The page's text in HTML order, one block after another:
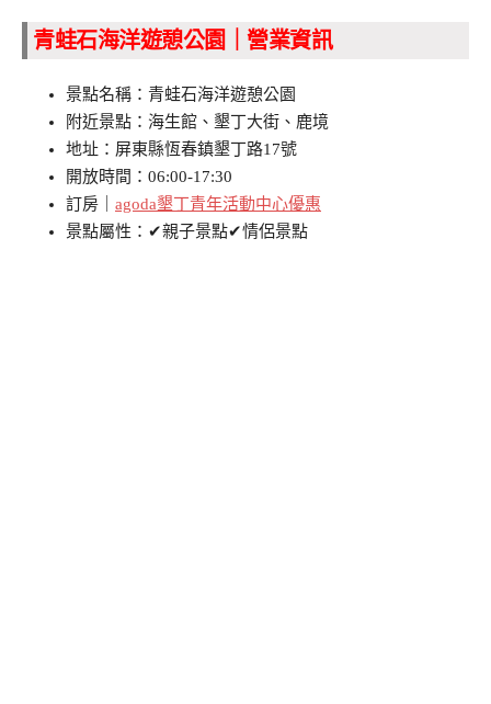
青蛙石海洋遊憩公園｜營業資訊
景點名稱：青蛙石海洋遊憩公園
附近景點：海生館、墾丁大街、鹿境
地址：屏東縣恆春鎮墾丁路17號
開放時間：06:00-17:30
訂房｜ agoda墾丁青年活動中心優惠
景點屬性：✔親子景點✔情侶景點